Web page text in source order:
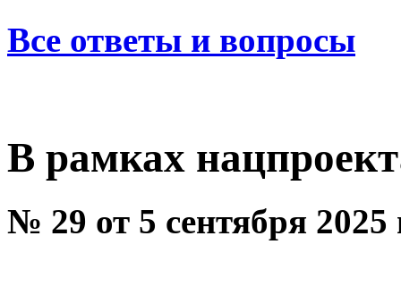
Все ответы и вопросы
В рамках
№ 29 от 5 сентября 2025